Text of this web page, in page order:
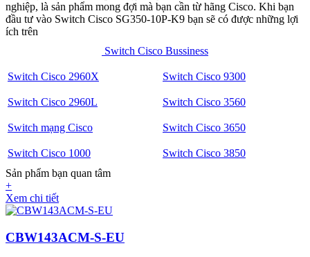
nghiệp, là sản phẩm mong đợi mà bạn cần từ hãng Cisco. Khi bạn
đầu tư vào Switch Cisco SG350-10P-K9 bạn sẽ có được những lợi
ích trên
Switch Cisco Bussiness
Switch Cisco 2960X Switch Cisco 9300
Switch Cisco 2960L Switch Cisco 3560
Switch mạng Cisco Switch Cisco 3650
Switch Cisco 1000
Switch Cisco 3850
Sản phẩm bạn quan tâm
+
Xem chi tiết
CBW143ACM-S-EU